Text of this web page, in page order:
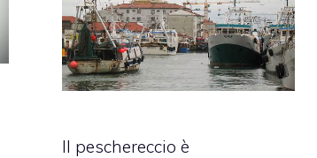
Il peschereccio è